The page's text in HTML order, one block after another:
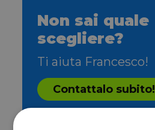
Non sai quale
scegliere?
Ti aiuta Francesco!
Contattalo subito!